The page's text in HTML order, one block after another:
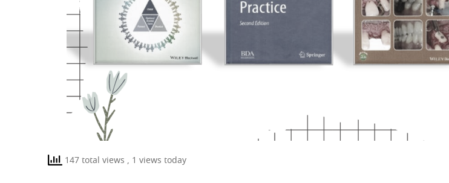
147 total views , 1 views today